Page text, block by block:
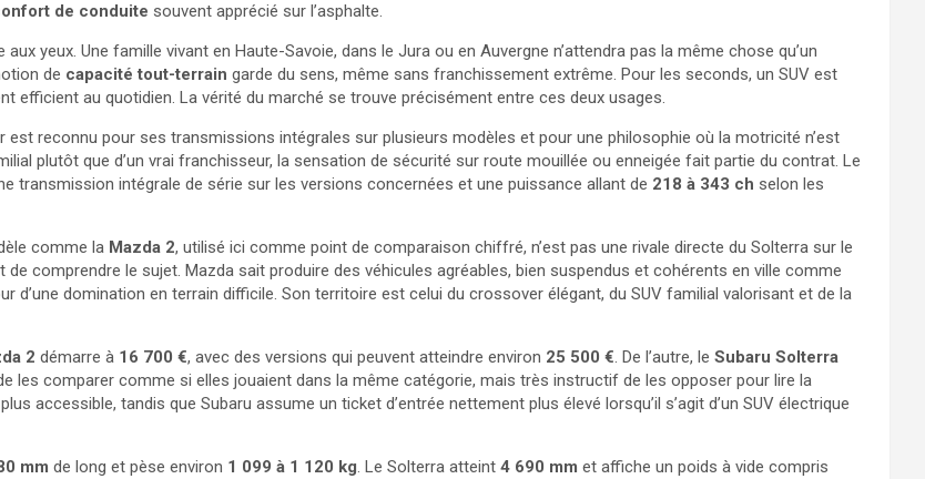
de conduite souvent apprécié sur l’asphalte.
yeux. Une famille vivant en Haute-Savoie, dans le Jura ou en Auvergne n’attendra pas la même chose qu’un
de capacité tout-terrain garde du sens, même sans franchissement extrême. Pour les seconds, un SUV est
efficient au quotidien. La vérité du marché se trouve précisément entre ces deux usages.
est reconnu pour ses transmissions intégrales sur plusieurs modèles et pour une philosophie où la motricité n’est
plutôt que d’un vrai franchisseur, la sensation de sécurité sur route mouillée ou enneigée fait partie du contrat. Le
transmission intégrale de série sur les versions concernées et une puissance allant de 218 à 343 ch selon les
comme la Mazda 2, utilisé ici comme point de comparaison chiffré, n’est pas une rivale directe du Solterra sur le
comprendre le sujet. Mazda sait produire des véhicules agréables, bien suspendus et cohérents en ville comme
d’une domination en terrain difficile. Son territoire est celui du crossover élégant, du SUV familial valorisant et de la
2 démarre à 16 700 €, avec des versions qui peuvent atteindre environ 25 500 €. De l’autre, le Subaru Solterra
les comparer comme si elles jouaient dans la même catégorie, mais très instructif de les opposer pour lire la
accessible, tandis que Subaru assume un ticket d’entrée nettement plus élevé lorsqu’il s’agit d’un SUV électrique
mm de long et pèse environ 1 099 à 1 120 kg. Le Solterra atteint 4 690 mm et affiche un poids à vide compris